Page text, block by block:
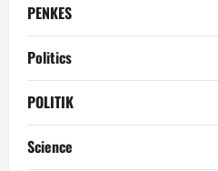
PENKES
Politics
POLITIK
Science